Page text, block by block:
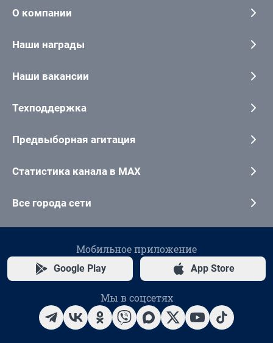
О компании
Наши награды
Наши вакансии
Техподдержка
Предвыборная агитация
Статистика канала в MAX
Все города сети
Мобильное приложение
Google Play App Store
Мы в соцсетях